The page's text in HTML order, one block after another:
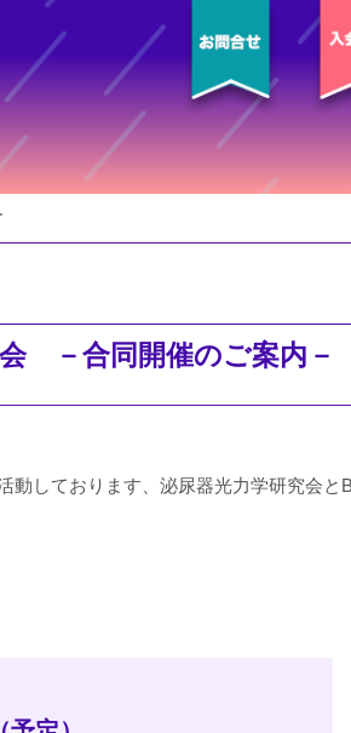
会 －合同開催のご案内－
しております、泌尿器光力学研究会と